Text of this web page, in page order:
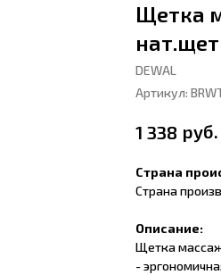
Щетка
DEWAL
Артикул:
1 338 руб.
Страна
Страна
Описание:
Щетка
-